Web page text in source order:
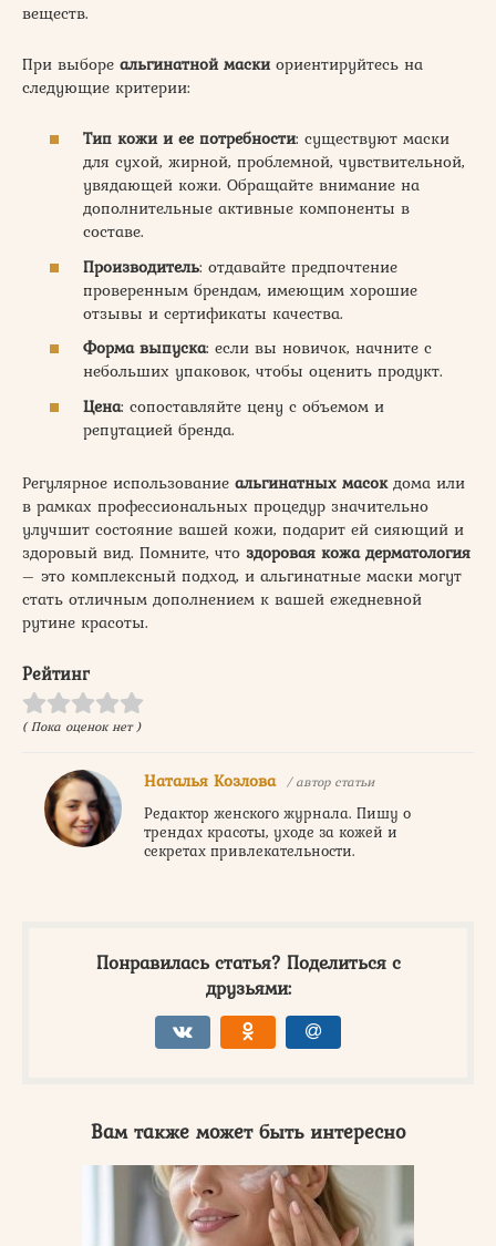
веществ.
При выборе альгинатной маскиориентируйтесь на
следующие критерии:
Тип кожи и ее потребности: существуют маски
для сухой, жирной, проблемной, чувствительной,
увядающей кожи. Обращайте внимание на
дополнительные активные компоненты в
составе.
Производитель: отдавайте предпочтение
проверенным брендам, имеющим хорошие
отзывы и сертификаты качества.
Форма выпуска: если вы новичок, начните с
небольших упаковок, чтобы оценить продукт.
Цена: сопоставляйте цену с объемом и
репутацией бренда.
Регулярное использование альгинатных масокдома или
в рамках профессиональных процедур значительно
улучшит состояние вашей кожи, подарит ей сияющий и
здоровый вид. Помните, что здоровая кожа дерматология
– это комплексный подход, и альгинатные маски могут
стать отличным дополнением к вашей ежедневной
рутине красоты.
Рейтинг
( Пока оценок нет )
Наталья Козлова / автор статьи
Редактор женского журнала. Пишу о
трендах красоты, уходе за кожей и
секретах привлекательности.
Понравилась статья? Поделиться с
друзьями:
Вам также может быть интересно